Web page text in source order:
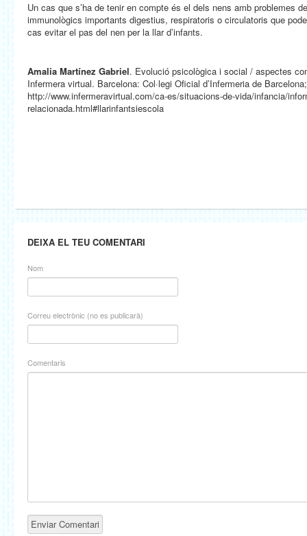
Un cas que s’ha de tenir en compte és el dels nens amb problemes
immunològics importants digestius, respiratoris o circulatoris que
cas evitar el pas del nen per la llar d’infants.
Amalia Martínez Gabriel. Evolució psicològica i social / aspectes
Infermera virtual. Barcelona: Col·legi Oficial d’Infermeria de
http://www.infermeravirtual.com/ca-es/situacions-de-vida/infancia/
relacionada.html#llarinfantsiescola
DEIXA EL TEU COMENTARI
Nom
Correu electrònic (no es publicarà)
Comentaris